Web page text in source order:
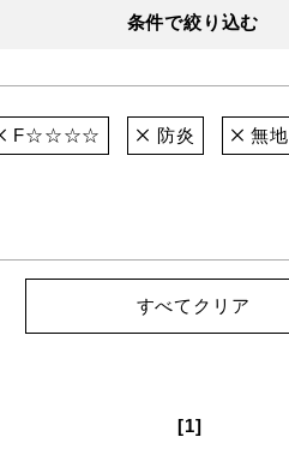
条件で絞り込む
F☆☆☆☆ 防炎 無地
すべてクリア
[1]